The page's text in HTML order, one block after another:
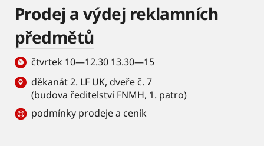
Prodej a výdej reklamních
předmětů
čtvrtek 10—12.30 13.30—15
děkanát 2. LF UK, dveře č. 7
(budova ředitelství FNMH, 1. patro)
podmínky prodeje a ceník